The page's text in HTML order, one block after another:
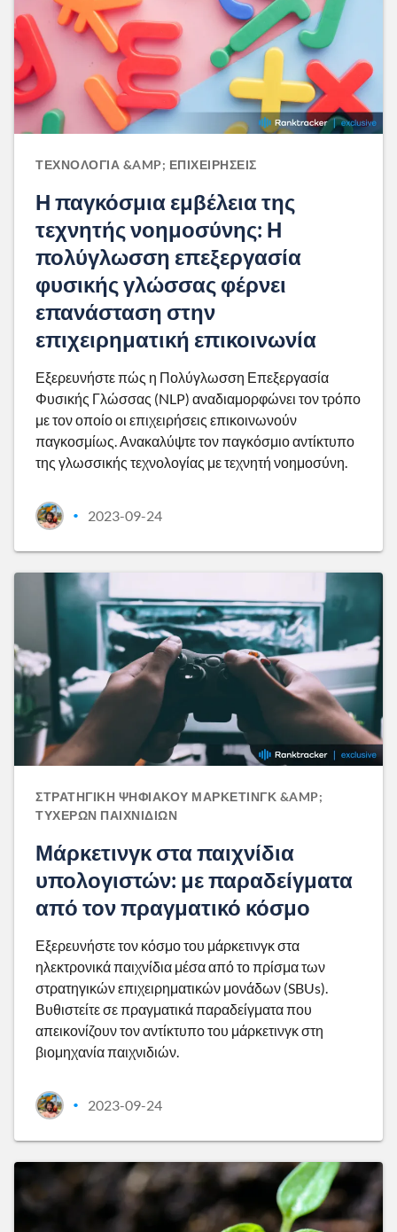
ΤΕΧΝΟΛΟΓΊΑ &AMP; ΕΠΙΧΕΙΡΉΣΕΙΣ
Η παγκόσμια εμβέλεια της
τεχνητής νοημοσύνης: Η
πολύγλωσση επεξεργασία
φυσικής γλώσσας φέρνει
επανάσταση στην
επιχειρηματική επικοινωνία
Εξερευνήστε πώς η Πολύγλωσση Επεξεργασία
Φυσικής Γλώσσας (NLP) αναδιαμορφώνει τον τρόπο
με τον οποίο οι επιχειρήσεις επικοινωνούν
παγκοσμίως. Ανακαλύψτε τον παγκόσμιο αντίκτυπο
της γλωσσικής τεχνολογίας με τεχνητή νοημοσύνη.
• 2023-09-24
ΣΤΡΑΤΗΓΙΚΉ ΨΗΦΙΑΚΟΎ ΜΆΡΚΕΤΙΝΓΚ &AMP;
ΤΥΧΕΡΏΝ ΠΑΙΧΝΙΔΙΏΝ
Μάρκετινγκ στα παιχνίδια
υπολογιστών: με παραδείγματα
από τον πραγματικό κόσμο
Εξερευνήστε τον κόσμο του μάρκετινγκ στα
ηλεκτρονικά παιχνίδια μέσα από το πρίσμα των
στρατηγικών επιχειρηματικών μονάδων (SBUs).
Βυθιστείτε σε πραγματικά παραδείγματα που
απεικονίζουν τον αντίκτυπο του μάρκετινγκ στη
βιομηχανία παιχνιδιών.
• 2023-09-24